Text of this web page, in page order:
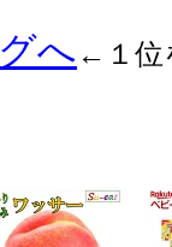
へ ←１位